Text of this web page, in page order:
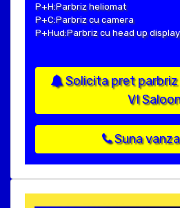
P+H:Parbriz heliomat
P+C:Parbriz cu camera
P+Hud:Parbriz cu head up display
Solicita pret parbriz
VI
Suna